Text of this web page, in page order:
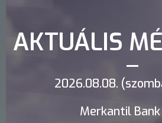
AKTUÁLIS
2026.08.08.
Merkantil